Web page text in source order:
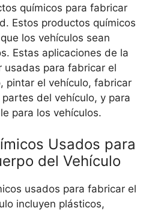
químicos para fabricar
Estos productos químicos
los vehículos sean
Estas aplicaciones de la
usadas para fabricar el
pintar el vehículo, fabricar
del vehículo, y para
para los vehículos.
Usados para
del Vehículo
usados para fabricar el
incluyen plásticos,